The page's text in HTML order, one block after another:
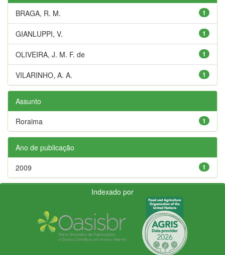
1
BRAGA, R. M.
1
GIANLUPPI, V.
1
OLIVEIRA, J. M. F. de
1
VILARINHO, A. A.
Assunto
1
Roraima
Ano de publicação
1
2009
Indexado por